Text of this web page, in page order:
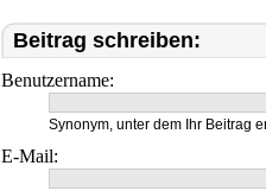
Beitrag schreiben:
Benutzername:
Synonym, unter dem Ihr Beitrag
E-Mail: